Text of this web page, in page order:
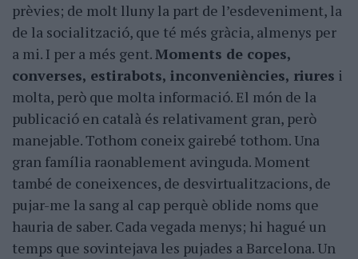
prèvies; de molt lluny la part de l’esdeveniment, la
de la socialització, que té més gràcia, almenys per
a mi. I per a més gent.Moments de copes,
converses, estirabots, inconveniències, riures i
molta, però que molta informació. El món de la
publicació en català és relativament gran, però
manejable. Tothom coneix gairebé tothom. Una
gran família raonablement avinguda. Moment
també de coneixences, de desvirtualitzacions, de
pujar-me la sang al cap perquè oblide noms que
hauria de saber. Cada vegada menys; hi hagué un
temps que sovintejava les pujades a Barcelona. Un